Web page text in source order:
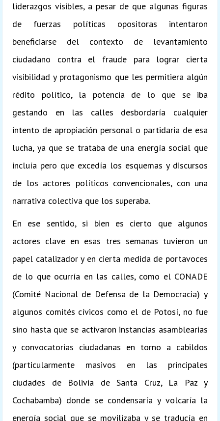
liderazgos visibles, a pesar de que algunas figuras
de fuerzas políticas opositoras intentaron
beneficiarse del contexto de levantamiento
ciudadano contra el fraude para lograr cierta
visibilidad y protagonismo que les permitiera algún
rédito político, la potencia de lo que se iba
gestando en las calles desbordaría cualquier
intento de apropiación personal o partidaria de esa
lucha, ya que se trataba de una energía social que
incluía pero que excedía los esquemas y discursos
de los actores políticos convencionales, con una
narrativa colectiva que los superaba.
En ese sentido, si bien es cierto que algunos
actores clave en esas tres semanas tuvieron un
papel catalizador y en cierta medida de portavoces
de lo que ocurría en las calles, como el CONADE
(Comité Nacional de Defensa de la Democracia) y
algunos comités cívicos como el de Potosí, no fue
sino hasta que se activaron instancias asamblearias
y convocatorias ciudadanas en torno a cabildos
(particularmente masivos en las principales
ciudades de Bolivia de Santa Cruz, La Paz y
Cochabamba) donde se condensaría y volcaría la
energía social que se movilizaba y se traducía en